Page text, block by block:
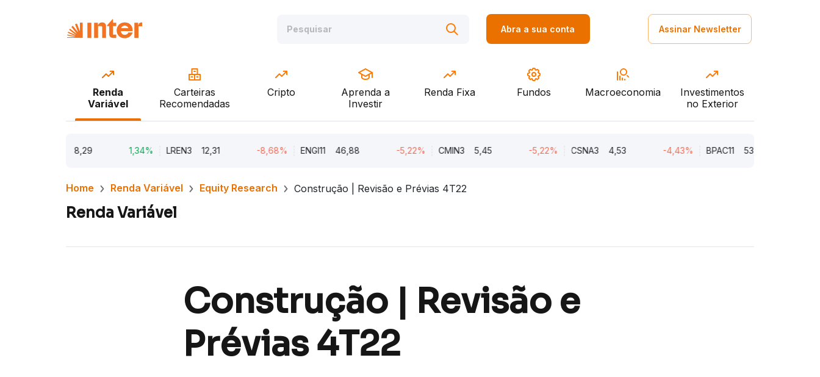
Abra a sua conta Assinar Newsletter
Renda
Variável
Carteiras
Recomendadas
Cripto
Aprenda a
Investir
Renda Fixa Fundos Macroeconomia
Investimentos
no Exterior
LREN3 12,31 -8,68% ENGI11 46,88 -5,22% CMIN3 5,45 -5,22% CSNA3 4,53 -4,43% BPAC11 53,85
Home Renda Variável Equity Research Construção | Revisão e Prévias 4T22
Renda Variável
Construção | Revisão e
Prévias 4T22